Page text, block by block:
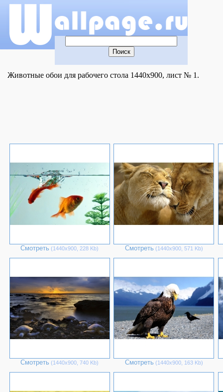
Животные обои для рабочего стола 1440x900, лист № 1.
Смотреть (1440х900, 228 Kb) Смотреть (1440х900, 571 Kb)
Смотреть (1440х900, 740 Kb) Смотреть (1440х900, 163 Kb)